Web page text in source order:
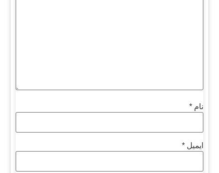
نام*
ایمیل*